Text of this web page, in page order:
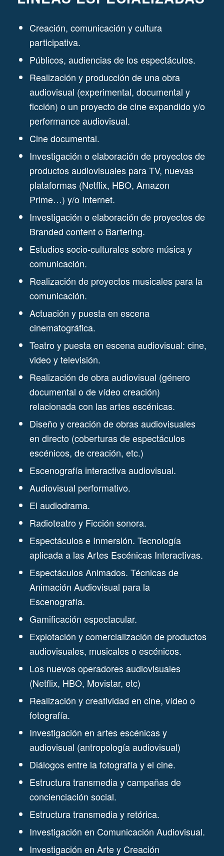
Creación, comunicación y cultura
participativa.
Públicos, audiencias de los espectáculos.
Realización y producción de una obra
audiovisual (experimental, documental y
ficción) o un proyecto de cine expandido y/o
performance audiovisual.
Cine documental.
Investigación o elaboración de proyectos de
productos audiovisuales para TV, nuevas
plataformas (Netflix, HBO, Amazon
Prime…) y/o Internet.
Investigación o elaboración de proyectos de
Branded content o Bartering.
Estudios socio-culturales sobre música y
comunicación.
Realización de proyectos musicales para la
comunicación.
Actuación y puesta en escena
cinematográfica.
Teatro y puesta en escena audiovisual: cine,
video y televisión.
Realización de obra audiovisual (género
documental o de vídeo creación)
relacionada con las artes escénicas.
Diseño y creación de obras audiovisuales
en directo (coberturas de espectáculos
escénicos, de creación, etc.)
Escenografía interactiva audiovisual.
Audiovisual performativo.
El audiodrama.
Radioteatro y Ficción sonora.
Espectáculos e Inmersión. Tecnología
aplicada a las Artes Escénicas Interactivas.
Espectáculos Animados. Técnicas de
Animación Audiovisual para la
Escenografía.
Gamificación espectacular.
Explotación y comercialización de productos
audiovisuales, musicales o escénicos.
Los nuevos operadores audiovisuales
(Netflix, HBO, Movistar, etc)
Realización y creatividad en cine, vídeo o
fotografía.
Investigación en artes escénicas y
audiovisual (antropología audiovisual)
Diálogos entre la fotografía y el cine.
Estructura transmedia y campañas de
concienciación social.
Estructura transmedia y retórica.
Investigación en Comunicación Audiovisual.
Investigación en Arte y Creación